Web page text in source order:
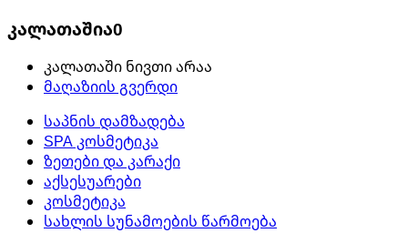
კალათაშია0
კალათაში ნივთი არაა
მაღაზიის გვერდი
საპნის დამზადება
SPA კოსმეტიკა
ზეთები და კარაქი
აქსესუარები
კოსმეტიკა
სახლის სუნამოების წარმოება